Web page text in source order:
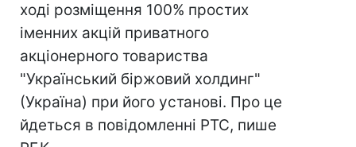
ході розміщення 100% простих
іменних акцій приватного
акціонерного товариства
"Український біржовий холдинг"
(Україна) при його установі. Про це
йдеться в повідомленні РТС, пише